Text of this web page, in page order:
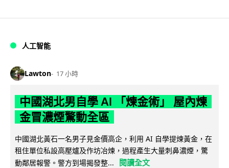
人工智能
Lawton 17 小時
中國湖北男自學 AI 「煉金術」 屋內煉
金冒濃煙驚動全區
中國湖北黃石一名男子見金價高企，利用 AI 自學提煉黃金，在
租住單位私設高壓爐及作坊冶煉，過程產生大量刺鼻濃煙，驚
動鄰居報警。警方到場揭發整...
閱讀全文